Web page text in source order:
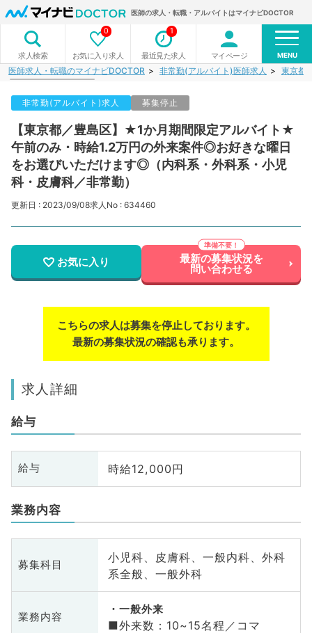
医師の求人・転職・アルバイトはマイナビDOCTOR
求人検索 お気に入り求人
0
最近見た求人
1
マイページ MENU
医師求人・転職のマイナビDOCTOR 非常勤(アルバイト)医師求人 東京都
非常勤(アルバイト)求人 募集停止
【東京都／豊島区】★1か月期間限定アルバイト★
午前のみ・時給1.2万円の外来案件◎お好きな曜日
をお選びいただけます◎（内科系・外科系・小児
科・皮膚科／非常勤）
更新日 : 2023/09/08求人No : 634460
お気に入り 最新の募集状況を
問い合わせる
こちらの求人は募集を停止しております。
最新の募集状況の確認も承ります。
求人詳細
給与
給与 時給12,000円
業務内容
募集科目
小児科、皮膚科、一般内科、外科
系全般、一般外科
業務内容
一般外来
■外来数：10~15名程／コマ